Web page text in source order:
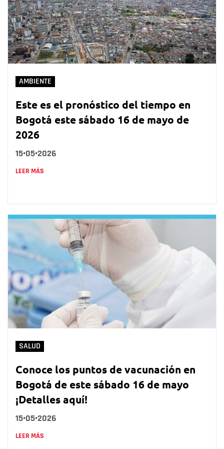
AMBIENTE
Este es el pronóstico del tiempo en
Bogotá este sábado 16 de mayo de
2026
15•05•2026
LEER MÁS
SALUD
Conoce los puntos de vacunación en
Bogotá de este sábado 16 de mayo
¡Detalles aquí!
15•05•2026
LEER MÁS